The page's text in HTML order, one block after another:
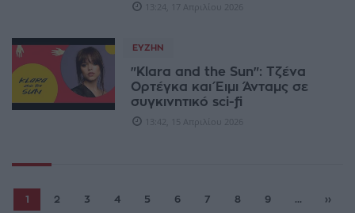
13:24, 17 Απριλίου 2026
ΕΥΖΗΝ
"Klara and the Sun": Τζένα
Ορτέγκα και Έιμι Άνταμς σε
συγκινητικό sci-fi
13:42, 15 Απριλίου 2026
1 2 3 4 5 6 7 8 9 ... ››